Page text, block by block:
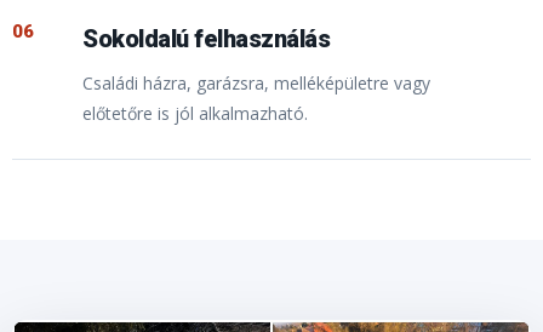
06 Sokoldalú felhasználás
Családi házra, garázsra, melléképületre vagy
előtetőre is jól alkalmazható.